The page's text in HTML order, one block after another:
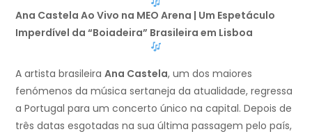
Ana Castela Ao Vivo na MEO Arena | Um Espetáculo
Imperdível da “Boiadeira” Brasileira em Lisboa
A artista brasileira Ana Castela, um dos maiores
fenómenos da música sertaneja da atualidade, regressa
a Portugal para um concerto único na capital. Depois de
três datas esgotadas na sua última passagem pelo país,